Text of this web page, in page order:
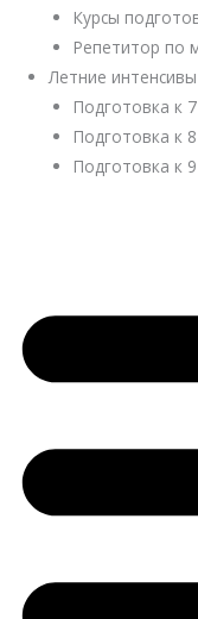
Курсы
Репетитор по
Летние интенсивы
Подготовка к 7
Подготовка к 8
Подготовка к 9